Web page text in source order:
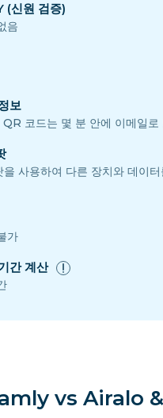
(신원 검증)
음
보
코드는 몇 분 안에 이메일로
을 사용하여 다른 장치와 데이
가
간 계산
vs Airalo